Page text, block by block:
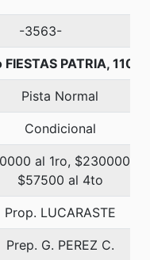
-3563-
PATRIA,
Pista Normal
Condicional
al 1ro, $230000
$57500 al 4to
Prop. LUCARASTE
Prep. G. PEREZ C.